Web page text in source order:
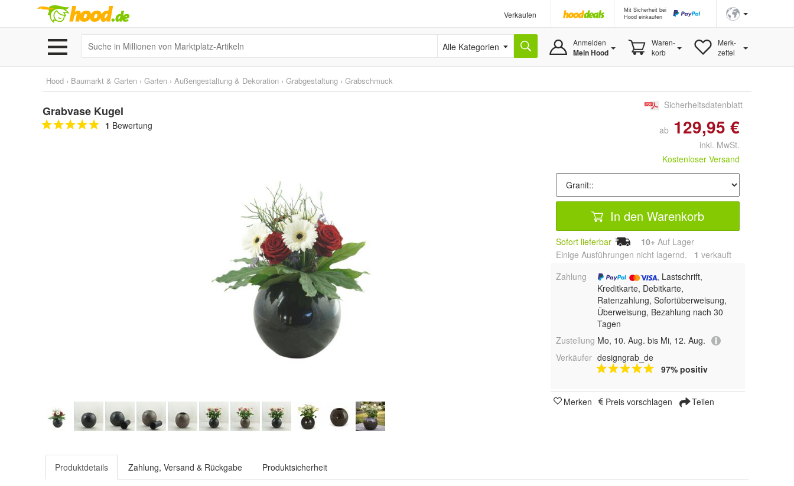
Verkaufen
Mit Sicherheit bei
Hood einkaufen
Alle Kategorien Anmelden
Mein Hood
Waren-
korb
Merk-
zettel
Hood › Baumarkt & Garten › Garten › Außengestaltung & Dekoration › Grabgestaltung › Grabschmuck
Grabvase Kugel
1 Bewertung
Sicherheitsdatenblatt
ab 129,95 €
inkl. MwSt.
Kostenloser Versand
In den Warenkorb
Sofort lieferbar 10+ Auf Lager
Einige Ausführungen nicht lagernd. 1 verkauft
Zahlung
, Lastschrift,
Kreditkarte, Debitkarte,
Ratenzahlung, Sofortüberweisung,
Überweisung, Bezahlung nach 30
Tagen
Zustellung Mo, 10. Aug. bis Mi, 12. Aug.
Verkäufer designgrab_de
97% positiv
Merken Preis vorschlagen Teilen
Produktdetails Zahlung, Versand & Rückgabe Produktsicherheit